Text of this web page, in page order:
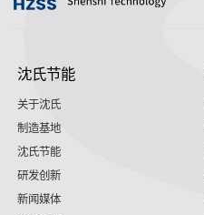
沈氏节能
关于沈氏
制造基地
沈氏节能
研发创新
新闻媒体